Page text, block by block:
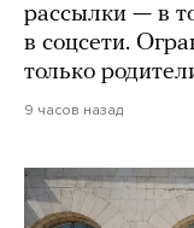
рассылки — в
в соцсети.
только
9 часов назад